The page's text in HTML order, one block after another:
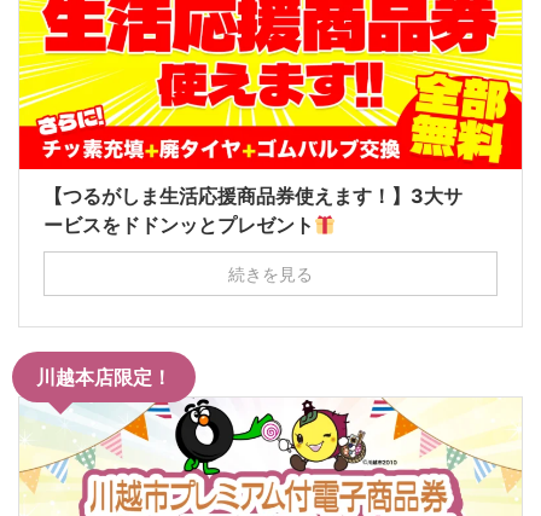
【つるがしま生活応援商品券使えます！】3大サ
ービスをドドンッとプレゼント
続きを見る
川越本店限定！